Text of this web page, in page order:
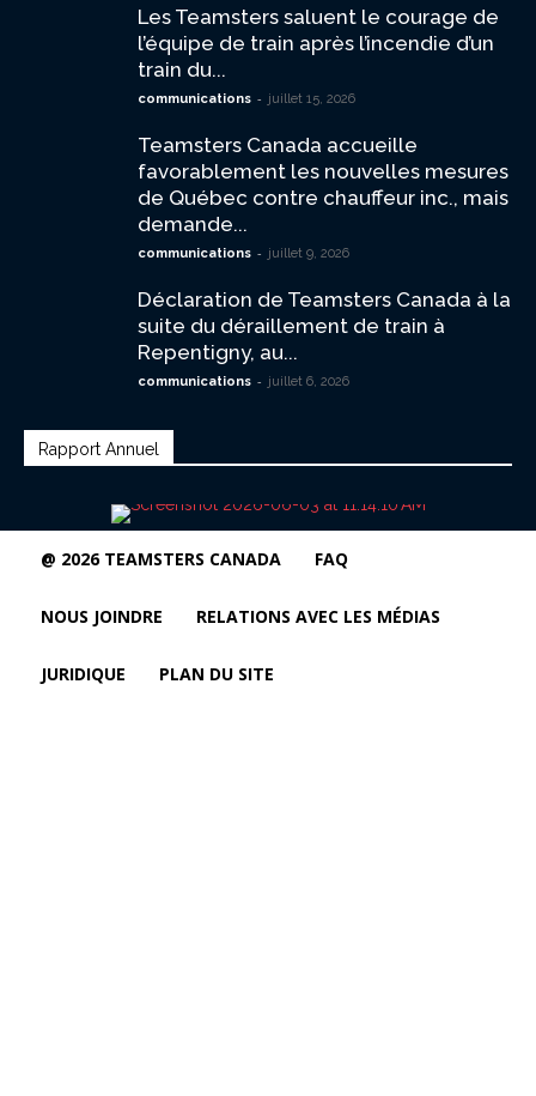
Les Teamsters saluent le courage de
l’équipe de train après l’incendie d’un
train du...
communications - juillet 15, 2026
Teamsters Canada accueille
favorablement les nouvelles mesures
de Québec contre chauffeur inc., mais
demande...
communications - juillet 9, 2026
Déclaration de Teamsters Canada à la
suite du déraillement de train à
Repentigny, au...
communications - juillet 6, 2026
Rapport Annuel
@ 2026 TEAMSTERS CANADA FAQ
NOUS JOINDRE RELATIONS AVEC LES MÉDIAS
JURIDIQUE PLAN DU SITE